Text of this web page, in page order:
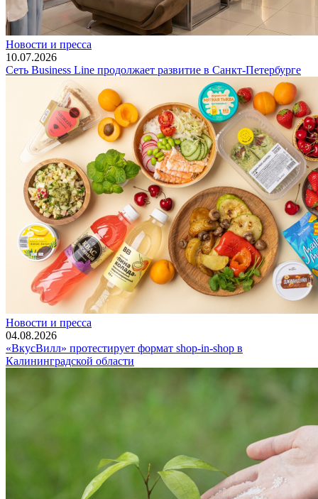
Новости и пресса
10.07.2026
Сеть Business Line продолжает развитие в Санкт-Петербурге
Новости и пресса
04.08.2026
«ВкусВилл» протестирует формат shop-in-shop в
Калининградской области